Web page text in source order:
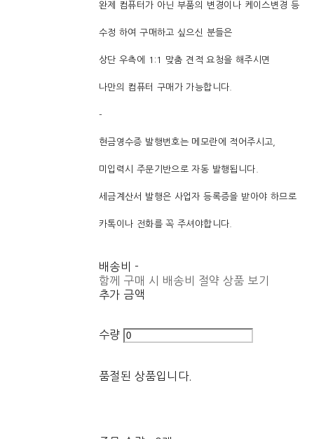
완제 컴퓨터가 아닌 부품의 변경이나 케이스변경 등
수정 하여 구매하고 싶으신 분들은
상단 우측에 1:1 맞춤 견적 요청을 해주시면
나만의 컴퓨터 구매가 가능합니다.
-
현금영수증 발행번호는 메모란에 적어주시고,
미입력시 주문기반으로 자동 발행됩니다.
세금계산서 발행은 사업자 등록증을 받아야 하므로
카톡이나 전화를 꼭 주셔야합니다.
배송비 -
함께 구매 시 배송비 절약 상품 보기
추가 금액
수량
품절된 상품입니다.